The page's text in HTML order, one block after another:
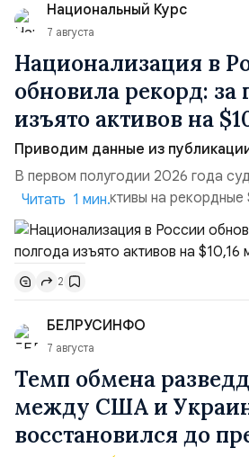
российские платформы.Что из
Национальный Курс
7 августа
Национализация в
обновила рекорд: за
изъято активов на
Приводим данные из
В первом полугодии 2026 года
государству активы на
подсчитали аналитики AK&M. Это
чем за аналогичный период 2025
Всего зафиксировано 15
транзакций, которые обеспечили
объёма всего российского рынка
поглощений. Крупнейшей ...
Читать 1 мин.
2
БЕЛРУСИНФО
7 августа
Темп обмена
между США и
восстановился до